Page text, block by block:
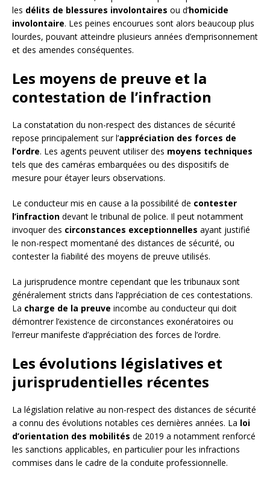
les délits de blessures involontaires ou d’homicide
involontaire. Les peines encourues sont alors beaucoup plus
lourdes, pouvant atteindre plusieurs années d’emprisonnement
et des amendes conséquentes.
Les moyens de preuve et la
contestation de l’infraction
La constatation du non-respect des distances de sécurité
repose principalement sur l’appréciation des forces de
l’ordre. Les agents peuvent utiliser des moyens techniques
tels que des caméras embarquées ou des dispositifs de
mesure pour étayer leurs observations.
Le conducteur mis en cause a la possibilité de contester
l’infraction devant le tribunal de police. Il peut notamment
invoquer des circonstances exceptionnelles ayant justifié
le non-respect momentané des distances de sécurité, ou
contester la fiabilité des moyens de preuve utilisés.
La jurisprudence montre cependant que les tribunaux sont
généralement stricts dans l’appréciation de ces contestations.
La charge de la preuve incombe au conducteur qui doit
démontrer l’existence de circonstances exonératoires ou
l’erreur manifeste d’appréciation des forces de l’ordre.
Les évolutions législatives et
jurisprudentielles récentes
La législation relative au non-respect des distances de sécurité
a connu des évolutions notables ces dernières années. La loi
d’orientation des mobilités de 2019 a notamment renforcé
les sanctions applicables, en particulier pour les infractions
commises dans le cadre de la conduite professionnelle.